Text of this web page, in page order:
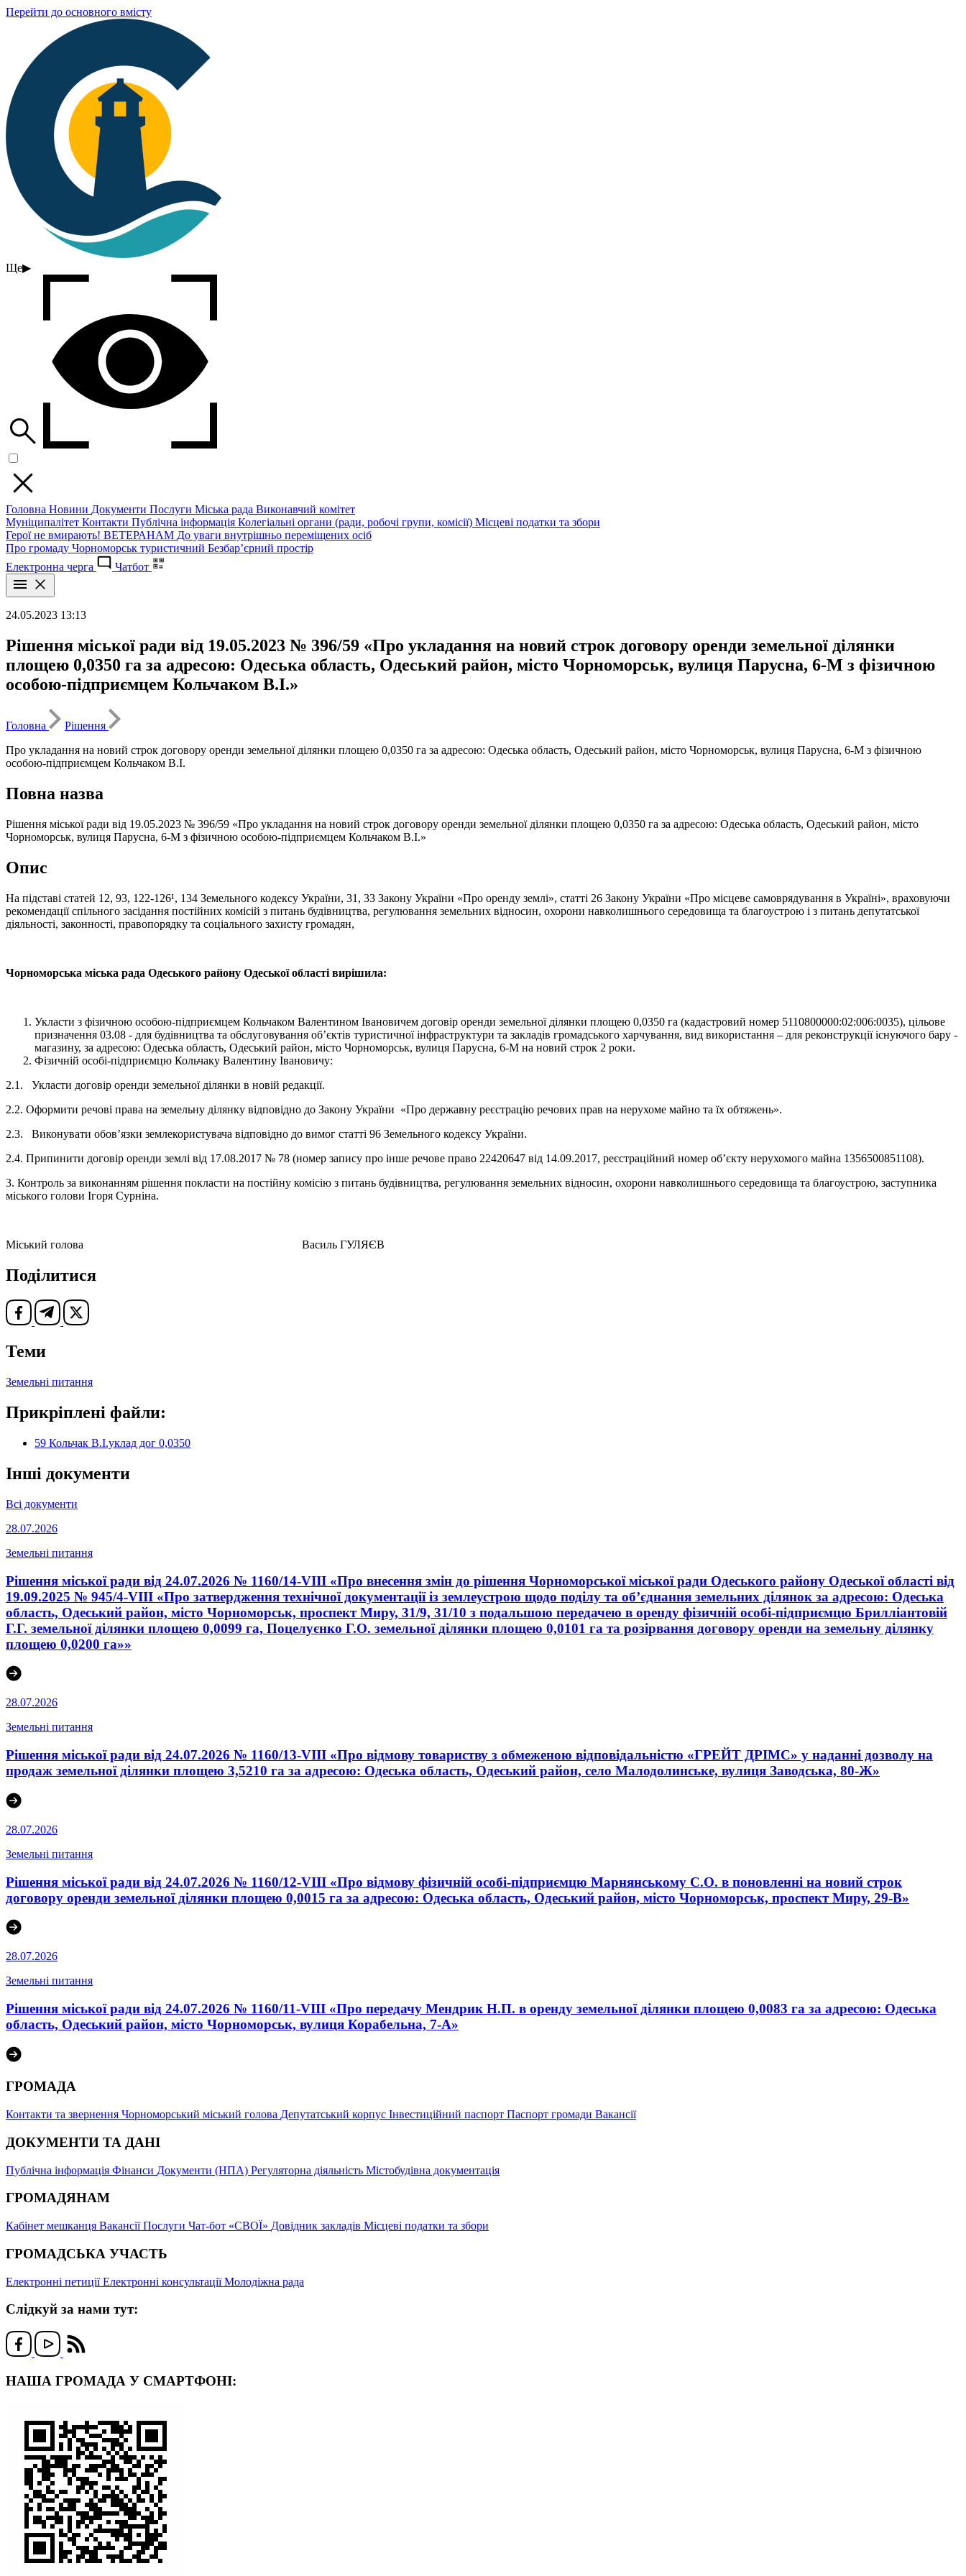
Перейти до основного вмісту
Ще▶
Головна Новини Документи Послуги Міська рада Виконавчий комітет
Муніципалітет Контакти Публічна інформація Колегіальні органи (ради, робочі групи, комісії) Місцеві податки та збори
Герої не вмирають! ВЕТЕРАНАМ До уваги внутрішньо переміщених осіб
Про громаду Чорноморськ туристичний Безбар’єрний простір
Електронна черга
Чатбот
24.05.2023 13:13
Рішення міської ради від 19.05.2023 № 396/59 «Про укладання на новий строк договору оренди земельної ділянки
площею 0,0350 га за адресою: Одеська область, Одеський район, місто Чорноморськ, вулиця Парусна, 6-М з фізичною
особою-підприємцем Кольчаком В.І.»
Головна
Рішення
Про укладання на новий строк договору оренди земельної ділянки площею 0,0350 га за адресою: Одеська область, Одеський район, місто Чорноморськ, вулиця Парусна, 6-М з фізичною
особою-підприємцем Кольчаком В.І.
Повна назва
Рішення міської ради від 19.05.2023 № 396/59 «Про укладання на новий строк договору оренди земельної ділянки площею 0,0350 га за адресою: Одеська область, Одеський район, місто
Чорноморськ, вулиця Парусна, 6-М з фізичною особою-підприємцем Кольчаком В.І.»
Опис
На підставі статей 12, 93, 122-126¹, 134 Земельного кодексу України, 31, 33 Закону України «Про оренду землі», статті 26 Закону України «Про місцеве самоврядування в Україні», враховуючи
рекомендації спільного засідання постійних комісій з питань будівництва, регулювання земельних відносин, охорони навколишнього середовища та благоустрою і з питань депутатської
діяльності, законності, правопорядку та соціального захисту громадян,
Чорноморська міська рада Одеського району Одеської області вирішила:
Укласти з фізичною особою-підприємцем Кольчаком Валентином Івановичем договір оренди земельної ділянки площею 0,0350 га (кадастровий номер 5110800000:02:006:0035), цільове
призначення 03.08 - для будівництва та обслуговування об’єктів туристичної інфраструктури та закладів громадського харчування, вид використання – для реконструкції існуючого бару -
магазину, за адресою: Одеська область, Одеський район, місто Чорноморськ, вулиця Парусна, 6-М на новий строк 2 роки.
Фізичній особі-підприємцю Кольчаку Валентину Івановичу:
2.1. Укласти договір оренди земельної ділянки в новій редакції.
2.2. Оформити речові права на земельну ділянку відповідно до Закону України «Про державну реєстрацію речових прав на нерухоме майно та їх обтяжень».
2.3. Виконувати обов’язки землекористувача відповідно до вимог статті 96 Земельного кодексу України.
2.4. Припинити договір оренди землі від 17.08.2017 № 78 (номер запису про інше речове право 22420647 від 14.09.2017, реєстраційний номер об’єкту нерухомого майна 1356500851108).
3. Контроль за виконанням рішення покласти на постійну комісію з питань будівництва, регулювання земельних відносин, охорони навколишнього середовища та благоустрою, заступника
міського голови Ігоря Сурніна.
Міський голова Василь ГУЛЯЄВ
Поділитися
Теми
Земельні питання
Прикріплені файли:
59 Кольчак В.І.уклад дог 0,0350
Інші документи
Всі документи
28.07.2026
Земельні питання
Рішення міської ради від 24.07.2026 № 1160/14-VIII «Про внесення змін до рішення Чорноморської міської ради Одеського району Одеської області від
19.09.2025 № 945/4-VIII «Про затвердження технічної документації із землеустрою щодо поділу та об’єднання земельних ділянок за адресою: Одеська
область, Одеський район, місто Чорноморськ, проспект Миру, 31/9, 31/10 з подальшою передачею в оренду фізичній особі-підприємцю Брилліантовій
Г.Г. земельної ділянки площею 0,0099 га, Поцелуєнко Г.О. земельної ділянки площею 0,0101 га та розірвання договору оренди на земельну ділянку
площею 0,0200 га»»
28.07.2026
Земельні питання
Рішення міської ради від 24.07.2026 № 1160/13-VIII «Про відмову товариству з обмеженою відповідальністю «ГРЕЙТ ДРІМС» у наданні дозволу на
продаж земельної ділянки площею 3,5210 га за адресою: Одеська область, Одеський район, село Малодолинське, вулиця Заводська, 80-Ж»
28.07.2026
Земельні питання
Рішення міської ради від 24.07.2026 № 1160/12-VIII «Про відмову фізичній особі-підприємцю Марнянському С.О. в поновленні на новий строк
договору оренди земельної ділянки площею 0,0015 га за адресою: Одеська область, Одеський район, місто Чорноморськ, проспект Миру, 29-В»
28.07.2026
Земельні питання
Рішення міської ради від 24.07.2026 № 1160/11-VIII «Про передачу Мендрик Н.П. в оренду земельної ділянки площею 0,0083 га за адресою: Одеська
область, Одеський район, місто Чорноморськ, вулиця Корабельна, 7-А»
ГРОМАДА
Контакти та звернення Чорноморський міський голова Депутатський корпус Інвестиційний паспорт Паспорт громади Вакансії
ДОКУМЕНТИ ТА ДАНІ
Публічна інформація Фінанси Документи (НПА) Регуляторна діяльність Містобудівна документація
ГРОМАДЯНАМ
Кабінет мешканця ВакансіїПослуги Чат-бот «СВОЇ» Довідник закладів Місцеві податки та збори
ГРОМАДСЬКА УЧАСТЬ
Електронні петиціїЕлектронні консультаціїМолодіжна рада
Слідкуй за нами тут:
НАША ГРОМАДА У СМАРТФОНІ: